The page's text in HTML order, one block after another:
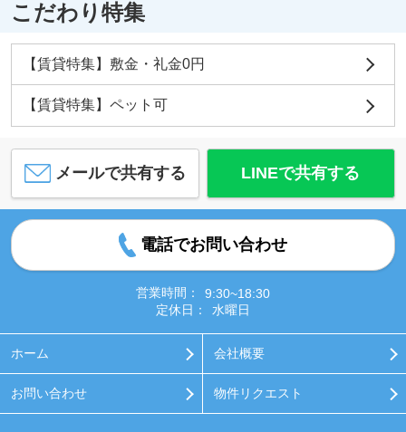
こだわり特集
【賃貸特集】敷金・礼金0円
【賃貸特集】ペット可
メールで共有する LINEで共有する
電話でお問い合わせ
営業時間：
9:30~18:30
定休日：
水曜日
ホーム 会社概要
お問い合わせ 物件リクエスト